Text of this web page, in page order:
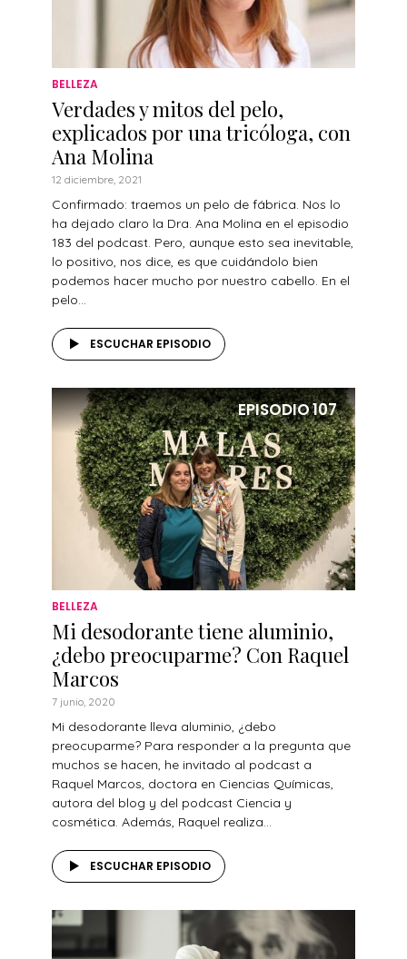
BELLEZA
Verdades y mitos del pelo,
explicados por una tricóloga, con
Ana Molina
12 diciembre, 2021
Confirmado: traemos un pelo de fábrica. Nos lo
ha dejado claro la Dra. Ana Molina en el episodio
183 del podcast. Pero, aunque esto sea inevitable,
lo positivo, nos dice, es que cuidándolo bien
podemos hacer mucho por nuestro cabello. En el
pelo...
ESCUCHAR EPISODIO
EPISODIO107
BELLEZA
Mi desodorante tiene aluminio,
¿debo preocuparme? Con Raquel
Marcos
7 junio, 2020
Mi desodorante lleva aluminio, ¿debo
preocuparme? Para responder a la pregunta que
muchos se hacen, he invitado al podcast a
Raquel Marcos, doctora en Ciencias Químicas,
autora del blog y del podcast Ciencia y
cosmética. Además, Raquel realiza...
ESCUCHAR EPISODIO